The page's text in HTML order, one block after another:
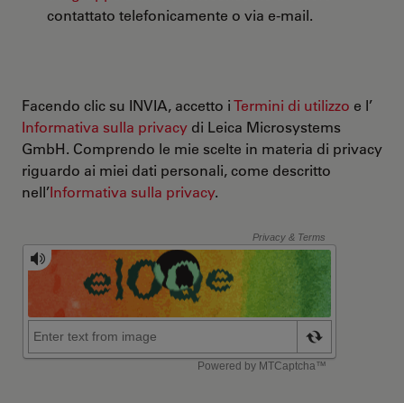
contattato telefonicamente o via e-mail.
Facendo clic su INVIA, accetto iTermini di utilizzo e l’
Informativa sulla privacy di Leica Microsystems
GmbH. Comprendo le mie scelte in materia di privacy
riguardo ai miei dati personali, come descritto
nell’Informativa sulla privacy.